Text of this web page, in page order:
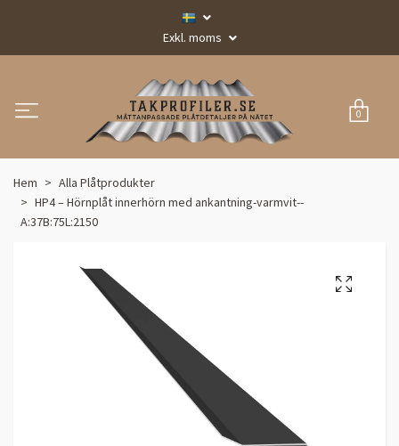
Exkl. moms
0
Hem
Alla Plåtprodukter
HP4 – Hörnplåt innerhörn med ankantning-varmvit--
A:37B:75L:2150